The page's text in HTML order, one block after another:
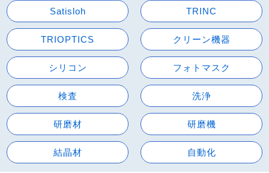
Satisloh TRINC
TRIOPTICS クリーン機器
シリコン フォトマスク
検査 洗浄
研磨材 研磨機
結晶材 自動化